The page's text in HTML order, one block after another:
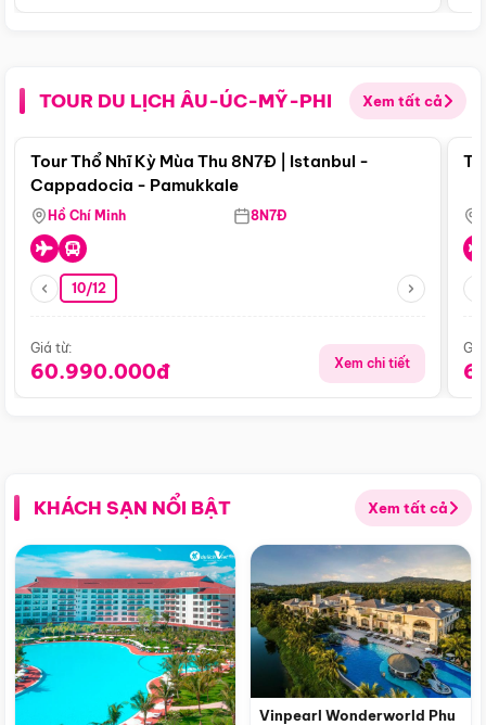
TOUR DU LỊCH ÂU-ÚC-MỸ-PHI Xem tất cả
Điểm nổi bật
Tour Thổ Nhĩ Kỳ Mùa Thu 8N7Đ | Istanbul -
Cappadocia - Pamukkale
Hồ Chí Minh 8N7Đ
10/12
Giá từ:
60.990.000đ Xem chi tiết
KHÁCH SẠN NỔI BẬT Xem tất cả
Vinpearl Wonderworld Phu